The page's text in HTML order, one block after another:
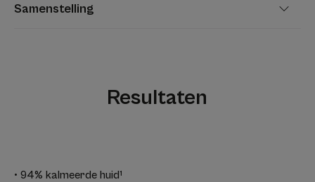
Samenstelling
Resultaten
• 94% kalmeerde huid¹